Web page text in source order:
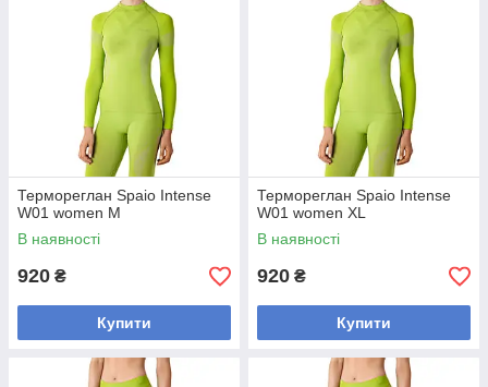
Термореглан Spaio Intense
W01 women M
В наявності
920 ₴
Купити
Термореглан Spaio Intense
W01 women XL
В наявності
920 ₴
Купити